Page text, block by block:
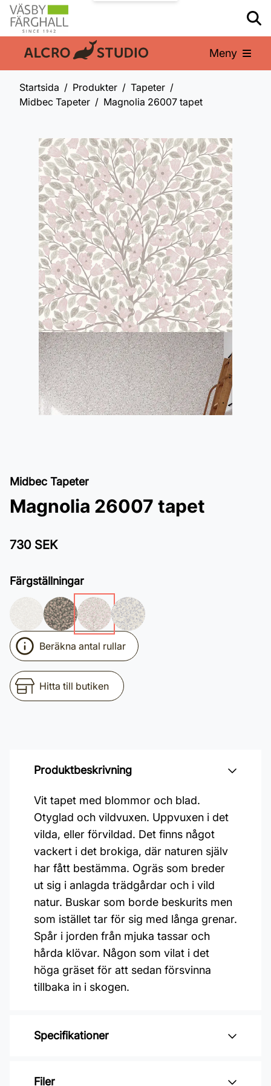
En del av: Meny
Startsida Produkter
Tapeter
Midbec Tapeter
Magnolia 26007 tapet
Midbec Tapeter
Magnolia 26007 tapet
730 SEK
Färgställningar
Beräkna antal rullar
Hitta till butiken
Produktbeskrivning
Vit tapet med blommor och blad.
Otyglad och vildvuxen. Uppvuxen i det
vilda, eller förvildad. Det finns något
vackert i det brokiga, där naturen själv
har fått bestämma. Ogräs som breder
ut sig i anlagda trädgårdar och i vild
natur. Buskar som borde beskurits men
som istället tar för sig med långa grenar.
Spår i jorden från mjuka tassar och
hårda klövar. Någon som vilat i det
höga gräset för att sedan försvinna
tillbaka in i skogen.
Specifikationer
Varumärke: Midbec Tapeter
Filer